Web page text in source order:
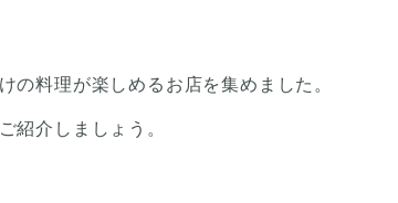
の料理が楽しめるお店を集めました。
紹介しましょう。